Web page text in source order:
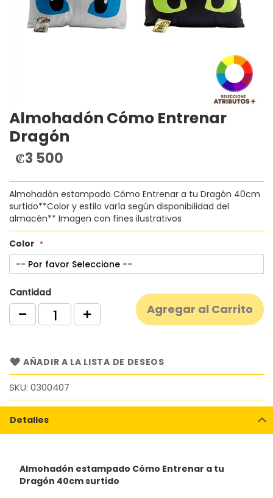
Almohadón Cómo Entrenar
Dragón
₡3 500
Almohadón estampado Cómo Entrenar a tu Dragón 40cm
surtido**Color y estilo varía según disponibilidad del
almacén** Imagen con fines ilustrativos
Color
Cantidad
Agregar al Carrito
AÑADIR A LA LISTA DE DESEOS
SKU 0300407
Saltar
al
de
imágenes
Detalles
Almohadón estampado Cómo Entrenar a tu
Dragón 40cm surtido